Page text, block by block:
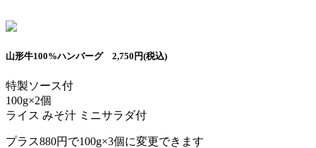
山形牛100%ハンバーグ 2,750円(税込)
特製ソース付
100g×2個
ライス みそ汁 ミニサラダ付
プラス880円で100g×3個に変更できます